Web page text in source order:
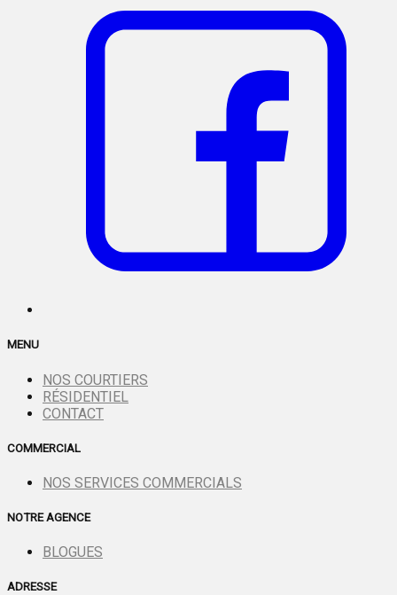
MENU
NOS COURTIERS
RÉSIDENTIEL
CONTACT
COMMERCIAL
NOS SERVICES COMMERCIALS
NOTRE AGENCE
BLOGUES
ADRESSE